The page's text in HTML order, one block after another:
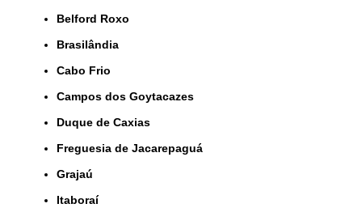
Belford Roxo
Brasilândia
Cabo Frio
Campos dos Goytacazes
Duque de Caxias
Freguesia de Jacarepaguá
Grajaú
Itaboraí